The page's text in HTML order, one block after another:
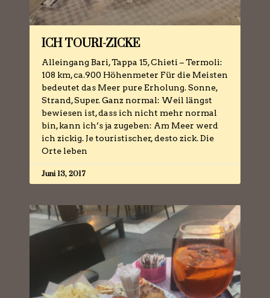
ICH TOURI-ZICKE
Alleingang Bari, Tappa 15, Chieti – Termoli:
108 km, ca.900 Höhenmeter Für die Meisten
bedeutet das Meer pure Erholung. Sonne,
Strand, Super. Ganz normal: Weil längst
bewiesen ist, dass ich nicht mehr normal
bin, kann ich’s ja zugeben: Am Meer werd
ich zickig. Je touristischer, desto zick. Die
Orte leben
Juni 13, 2017